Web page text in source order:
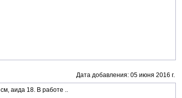
Дата добавления: 05 июня 2016 г.
аида 18. В работе ..